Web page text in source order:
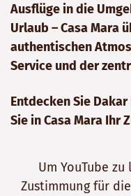
Ausflüge in die
Urlaub – Casa Mara
authentischen
Service und der
Entdecken Sie
Sie in Casa Mara Ihr
Um YouTube
Zustimmung für